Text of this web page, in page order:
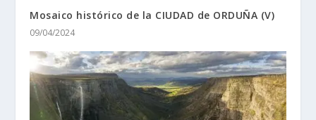
Mosaico histórico de la CIUDAD de ORDUÑA (V)
09/04/2024